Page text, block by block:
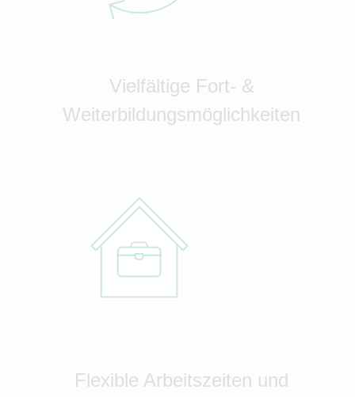
Vielfältige Fort- &
Weiterbildungsmöglichkeiten
Flexible Arbeitszeiten und